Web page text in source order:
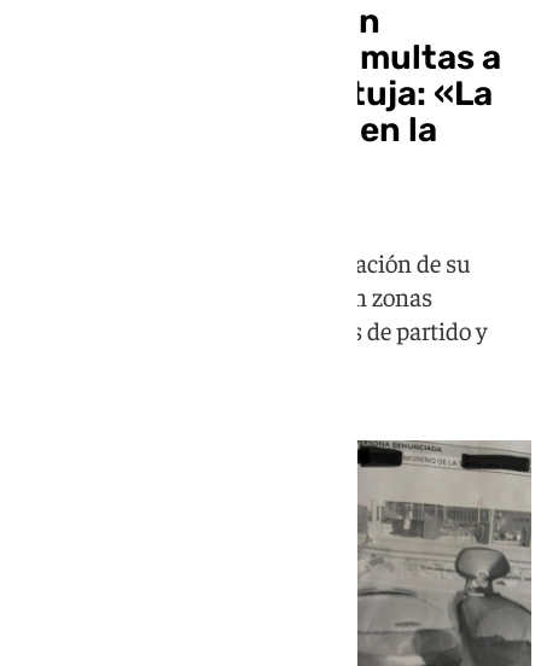
Santiponce niega afán
recaudatorio tras las multas a
motoristas en La Cartuja: «La
gente quiere aparcar en la
El Ayuntamiento defiende la actuación de su
Policía Local y asegura que existen zonas
habilitadas para motos en los días de partido y